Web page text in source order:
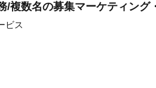
/複数名の募集マーケティング
ビス